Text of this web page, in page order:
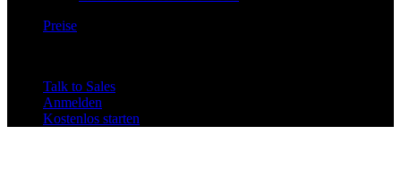
Preise
Talk to Sales
Anmelden
Kostenlos starten